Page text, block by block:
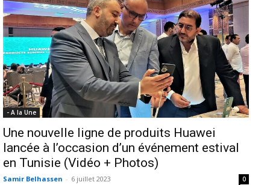
- A la Une
Une nouvelle ligne de produits Huawei
lancée à l’occasion d’un événement estival
en Tunisie (Vidéo + Photos)
Samir Belhassen - 6 juillet 2023 0